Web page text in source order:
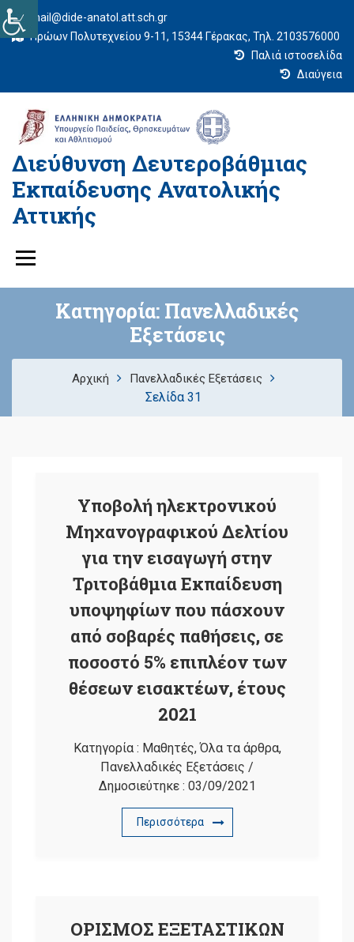
mail@dide-anatol.att.sch.gr
Ηρώων Πολυτεχνείου 9-11, 15344 Γέρακας, Τηλ. 2103576000
Παλιά ιστοσελίδα
Διαύγεια
Διεύθυνση Δευτεροβάθμιας
Εκπαίδευσης Ανατολικής
Αττικής
Κατηγορία: Πανελλαδικές
Εξετάσεις
Αρχική Πανελλαδικές Εξετάσεις
Σελίδα 31
Υποβολή ηλεκτρονικού
Μηχανογραφικού Δελτίου
για την εισαγωγή στην
Τριτοβάθμια Εκπαίδευση
υποψηφίων που πάσχουν
από σοβαρές παθήσεις, σε
ποσοστό 5% επιπλέον των
θέσεων εισακτέων, έτους
2021
Κατηγορία : Μαθητές,Όλα τα άρθρα,
Πανελλαδικές Εξετάσεις /
Δημοσιεύτηκε : 03/09/2021
Περισσότερα
ΟΡΙΣΜΟΣ ΕΞΕΤΑΣΤΙΚΩΝ